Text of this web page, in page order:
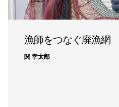
漁師をつなぐ廃漁網
関 幸太郎